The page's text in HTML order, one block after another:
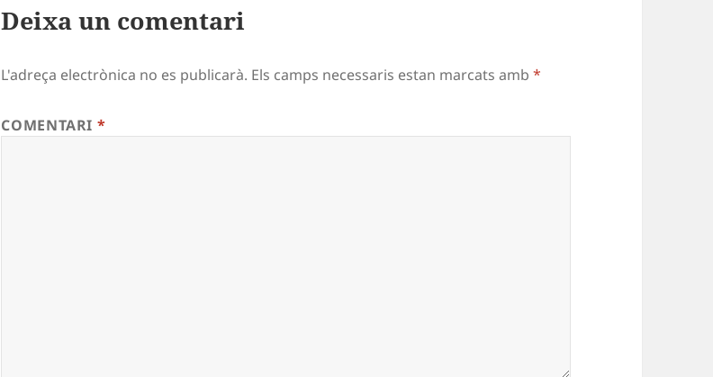
Deixa un comentari
L'adreça electrònica no es publicarà. Els camps necessaris estan marcats amb*
COMENTARI *